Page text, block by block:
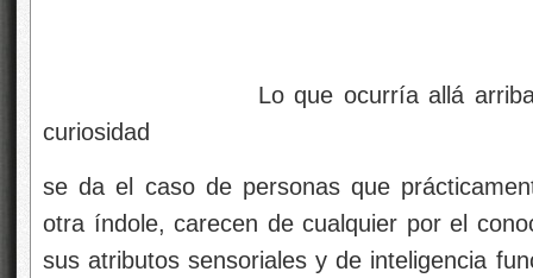
Lo que ocurría allá arriba,
curiosidad
se da el caso de personas que
otra índole, carecen de cualquier por el
sus atributos sensoriales y de inteligencia